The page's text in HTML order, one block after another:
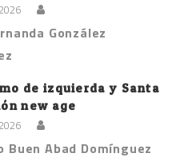
González
de izquierda y Santa
new age
Buen Abad Domínguez